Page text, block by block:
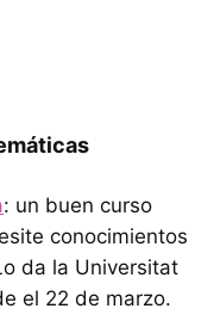
: un buen curso
conocimientos
da la Universitat
el 22 de marzo.